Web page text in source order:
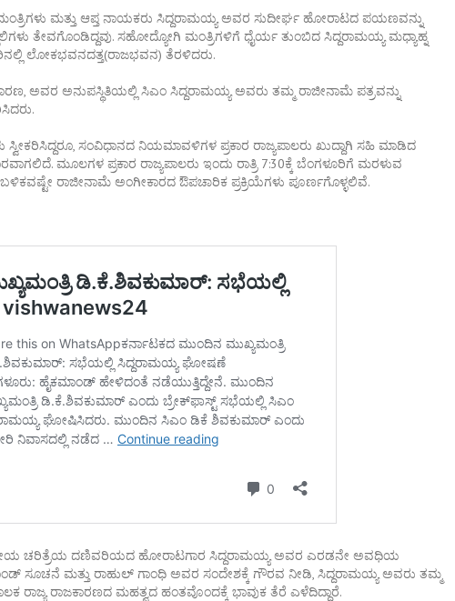
ಮತ್ತು ಆಪ್ತ ನಾಯಕರು ಸಿದ್ದರಾಮಯ್ಯ ಅವರ ಸುದೀರ್ಘ ಹೋರಾಟದ ಪಯಣವನ್ನು
ತೇವಗೊಂಡಿದ್ದವು. ಸಹೋದ್ಯೋಗಿ ಮಂತ್ರಿಗಳಿಗೆ ಧೈರ್ಯ ತುಂಬಿದ ಸಿದ್ದರಾಮಯ್ಯ ಮಧ್ಯಾಹ್ನ
ಲೋಕಭವನದತ್ತ(ರಾಜಭವನ) ತೆರಳಿದರು.
ಕಾರಣ, ಅವರ ಅನುಪಸ್ಥಿತಿಯಲ್ಲಿ ಸಿಎಂ ಸಿದ್ದರಾಮಯ್ಯ ಅವರು ತಮ್ಮ ರಾಜೀನಾಮೆ ಪತ್ರವನ್ನು
ಸ್ವೀಕರಿಸಿದ್ದರೂ, ಸಂವಿಧಾನದ ನಿಯಮಾವಳಿಗಳ ಪ್ರಕಾರ ರಾಜ್ಯಪಾಲರು ಖುದ್ದಾಗಿ ಸಹಿ ಮಾಡಿದ
ಮೂಲಗಳ ಪ್ರಕಾರ ರಾಜ್ಯಪಾಲರು ಇಂದು ರಾತ್ರಿ 7:30ಕ್ಕೆ ಬೆಂಗಳೂರಿಗೆ ಮರಳುವ
ರಾಜೀನಾಮೆ ಅಂಗೀಕಾರದ ಔಪಚಾರಿಕ ಪ್ರಕ್ರಿಯೆಗಳು ಪೂರ್ಣಗೊಳ್ಳಲಿವೆ.
ಚರಿತ್ರೆಯ ದಣಿವರಿಯದ ಹೋರಾಟಗಾರ ಸಿದ್ದರಾಮಯ್ಯ ಅವರ ಎರಡನೇ ಅವಧಿಯ
ಸೂಚನೆ ಮತ್ತು ರಾಹುಲ್ ಗಾಂಧಿ ಅವರ ಸಂದೇಶಕ್ಕೆ ಗೌರವ ನೀಡಿ, ಸಿದ್ದರಾಮಯ್ಯ ಅವರು ತಮ್ಮ
ರಾಜ್ಯ ರಾಜಕಾರಣದ ಮಹತ್ವದ ಹಂತವೊಂದಕ್ಕೆ ಭಾವುಕ ತೆರೆ ಎಳೆದಿದ್ದಾರೆ.